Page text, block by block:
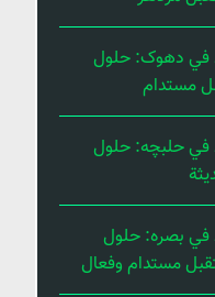
في دهوک: حلول
مستدام
في حلبچه: حلول
في بصره: حلول
مستدام وفعال